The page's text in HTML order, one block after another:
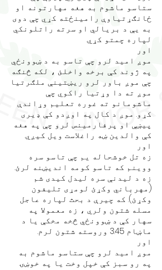
ستاسو ماشوم به هغه مهارتونه او
ځانګړتیاوې رامینځته کړي چې دوی
به یې د بریالي او سرته راتلونکي
لپاره چمتو کړي.
اور
موږ امید لرو چې تاسو به د ښوونځي
په ژوند کې برخه واخلئ ، لکه څنګه
چې موږ باور لرو ریښتینې ملګرتیا
موږ ته دا وړتیا راکوي چې
ماشومانو ته غوره تعلیم وړاندې
کړو. موږ د کال په اوږدو کې ډیری
پیښې او پرفارمینس لرو چې په هغه
کې والدین ښه راغلاست ویل کیږي.
اور
زه تل خوشحاله یم چې تاسو سره
ووینم که تاسو کومه اندیښنه لرئ.
زه د لیدنې سره لیدل کیدی شم
(مهرباني وکړئ لومړی تلیفون
وکړئ). که چیرې د بحث لپاره عاجل
مسله شتون ولري ، زه معمولا په
سهار کې د ښوونځي څخه مخکې یا د
ماښام 3.45 وروسته شتون لرم.
اور
موږ امید لرو چې ستاسو ماشوم به
په رو سبز کې خپل وخت یا په خوښۍ